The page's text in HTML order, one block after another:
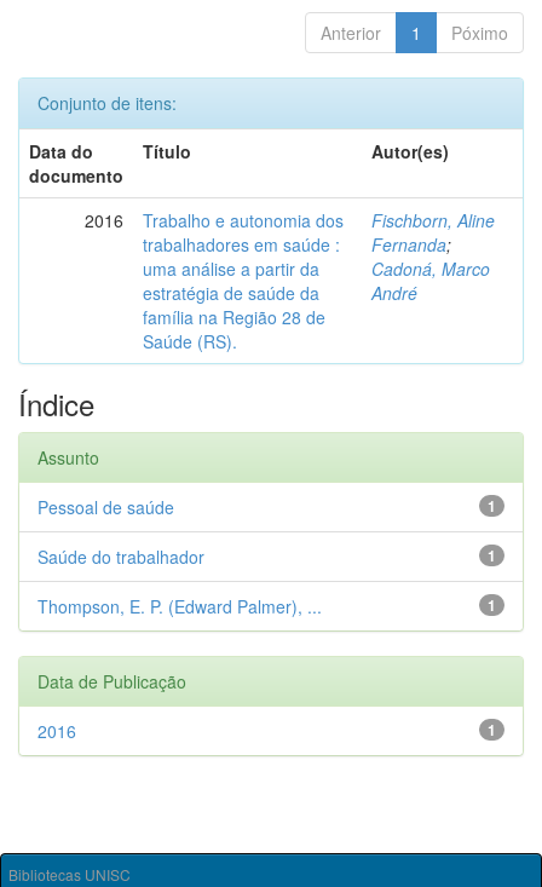
Anterior 1 Póximo
Conjunto de itens:
Data do
documento
Título Autor(es)
2016
Trabalho e autonomia dos
trabalhadores em saúde :
uma análise a partir da
estratégia de saúde da
família na Região 28 de
Saúde (RS).
Fischborn, Aline
Fernanda;
Cadoná, Marco
André
Índice
Assunto
1
Pessoal de saúde
1
Saúde do trabalhador
1
Thompson, E. P. (Edward Palmer), ...
Data de Publicação
1
2016
Bibliotecas UNISC